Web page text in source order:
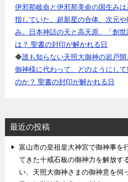
伊邪那岐命と伊邪那美命の国生み
指していた。超新星の合体、次元
み。日本神話の天と高天原、「創
は？ 聖書の封印が解かれる日
◆誰も知らない天照大御神の岩戸
御神様に代わって、どのようにし
のか？ 聖書の封印が解かれる日
最近の投稿
富山市の皇祖皇大神宮で御神事を
てきた十戒石板の御神力を解放す
い、天照大御神さまの御神意を伺